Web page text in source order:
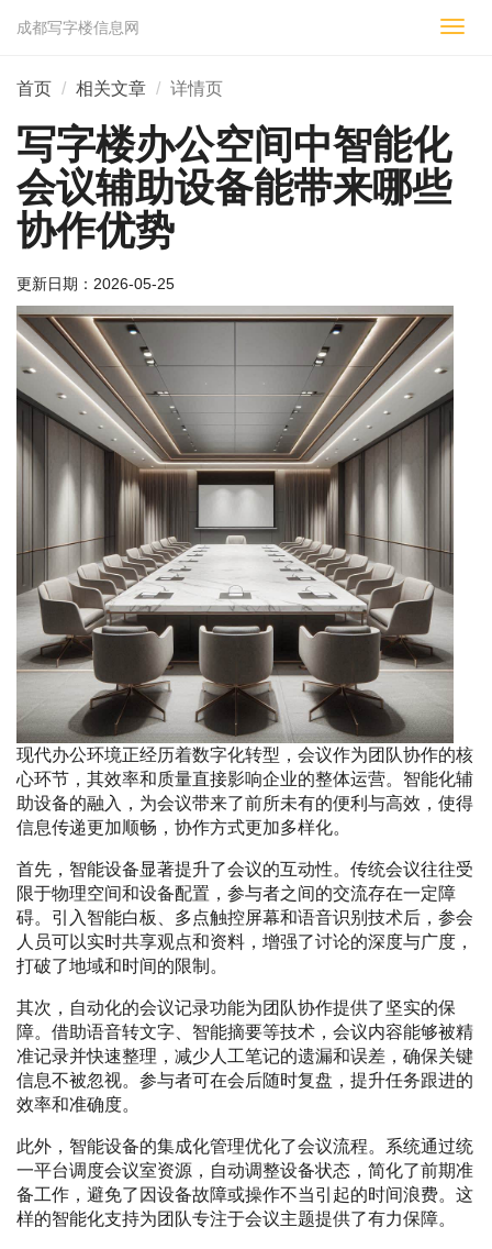
切
成都写字楼信息网
首页 相关文章 详情页
写字楼办公空间中智能化
会议辅助设备能带来哪些
协作优势
更新日期： 2026-05-25
现代办公环境正经历着数字化转型，会议作为团队协作的核
心环节，其效率和质量直接影响企业的整体运营。智能化辅
助设备的融入，为会议带来了前所未有的便利与高效，使得
信息传递更加顺畅，协作方式更加多样化。
首先，智能设备显著提升了会议的互动性。传统会议往往受
限于物理空间和设备配置，参与者之间的交流存在一定障
碍。引入智能白板、多点触控屏幕和语音识别技术后，参会
人员可以实时共享观点和资料，增强了讨论的深度与广度，
打破了地域和时间的限制。
其次，自动化的会议记录功能为团队协作提供了坚实的保
障。借助语音转文字、智能摘要等技术，会议内容能够被精
准记录并快速整理，减少人工笔记的遗漏和误差，确保关键
信息不被忽视。参与者可在会后随时复盘，提升任务跟进的
效率和准确度。
此外，智能设备的集成化管理优化了会议流程。系统通过统
一平台调度会议室资源，自动调整设备状态，简化了前期准
备工作，避免了因设备故障或操作不当引起的时间浪费。这
样的智能化支持为团队专注于会议主题提供了有力保障。